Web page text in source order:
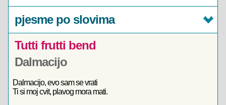
pjesme po slovima
Tutti frutti bend
Dalmacijo
Dalmacijo, evo sam se vrati
Ti si moj cvit, plavog mora mati.